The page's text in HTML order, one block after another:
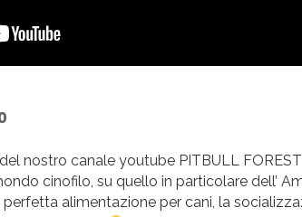
nostro canale youtube PITBULL
cinofilo, su quello in particolare dell’
alimentazione per cani, la